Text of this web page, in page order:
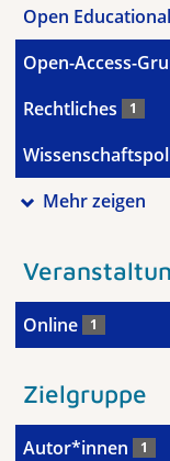
Open
Open-Access-
Rechtliches 1
Mehr zeigen
Online 1
Zielgruppe
Autor*innen 1